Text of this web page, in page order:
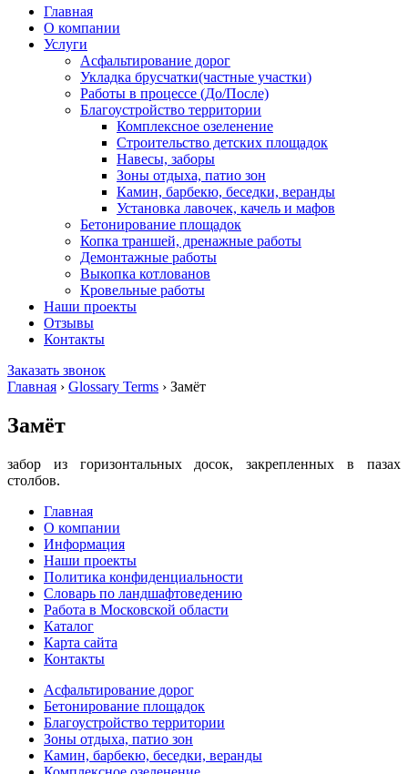
Главная
О компании
Услуги
Асфальтирование дорог
Укладка брусчатки(частные участки)
Работы в процессе (До/После)
Благоустройство территории
Комплексное озеленение
Строительство детских площадок
Навесы, заборы
Зоны отдыха, патио зон
Камин, барбекю, беседки, веранды
Установка лавочек, качель и мафов
Бетонирование площадок
Копка траншей, дренажные работы
Демонтажные работы
Выкопка котлованов
Кровельные работы
Наши проекты
Отзывы
Контакты
Заказать звонок
Главная › Glossary Terms › Замёт
Замёт
забор из горизонтальных досок, закрепленных в пазах
столбов.
Главная
О компании
Информация
Наши проекты
Политика конфиденциальности
Словарь по ландшафтоведению
Работа в Московской области
Каталог
Карта сайта
Контакты
Асфальтирование дорог
Бетонирование площадок
Благоустройство территории
Зоны отдыха, патио зон
Камин, барбекю, беседки, веранды